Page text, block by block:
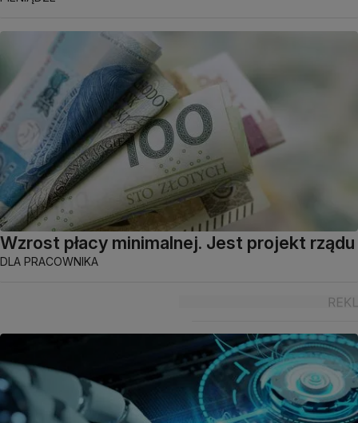
Wzrost płacy minimalnej. Jest projekt rządu
DLA PRACOWNIKA